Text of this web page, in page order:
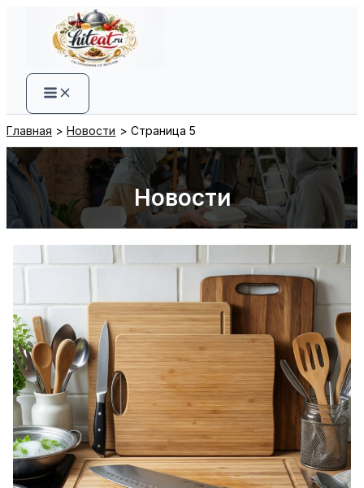
содержимому
Главная Новости Страница 5
Новости